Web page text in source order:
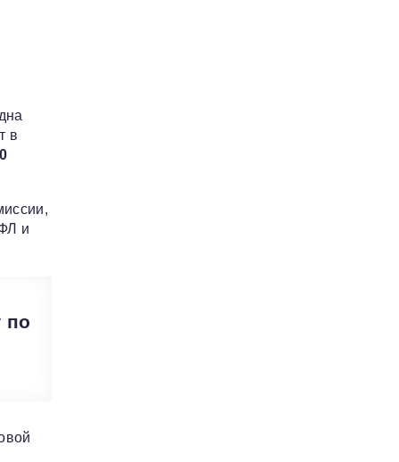
в
и
по